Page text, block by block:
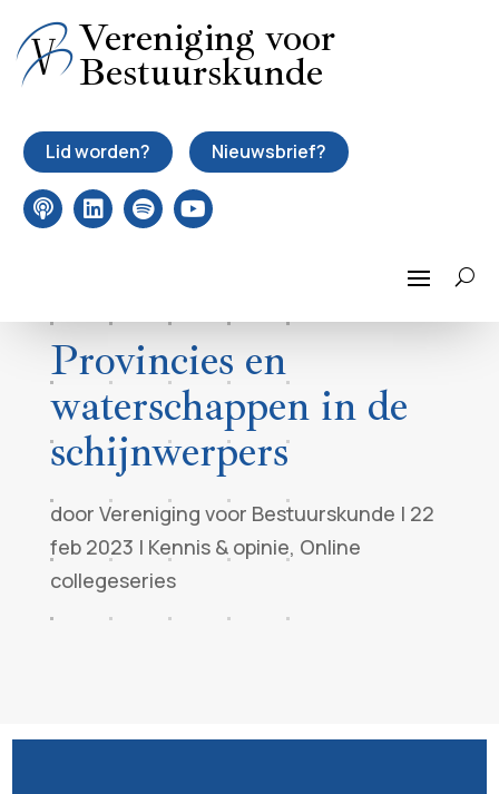
Vereniging voor
Bestuurskunde
Lid worden? Nieuwsbrief?
Provincies en
waterschappen in de
schijnwerpers
door Vereniging voor Bestuurskunde | 22
feb 2023 | Kennis & opinie, Online
collegeseries